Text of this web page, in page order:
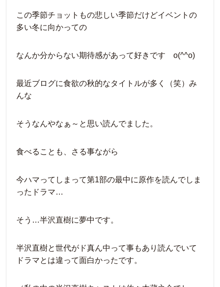
この季節チョットもの悲しい季節だけどイベントの
多い冬に向かっての
なんか分からない期待感があって好きです o(^^o)
最近ブログに食欲の秋的なタイトルが多く（笑）み
んな
そうなんやなぁ～と思い読んでました。
食べることも、さる事ながら
今ハマってしまって第1部の最中に原作を読んでしま
ったドラマ…
そう…半沢直樹に夢中です。
半沢直樹と世代がド真ん中って事もあり読んでいて
ドラマとは違って面白かったです。